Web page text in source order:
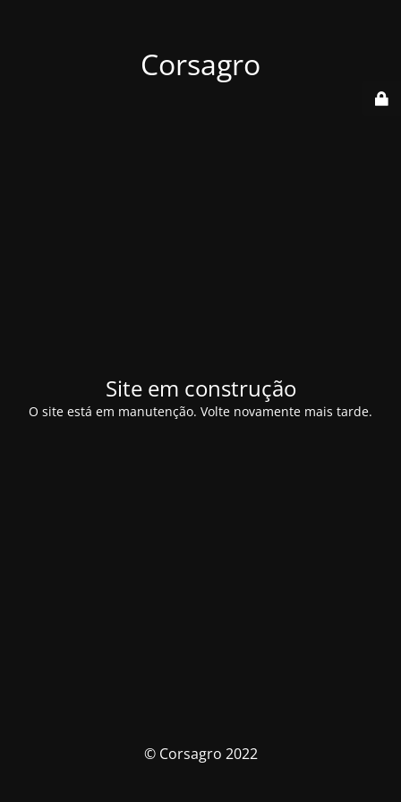
Corsagro
Site em construção
O site está em manutenção. Volte novamente mais tarde.
© Corsagro 2022